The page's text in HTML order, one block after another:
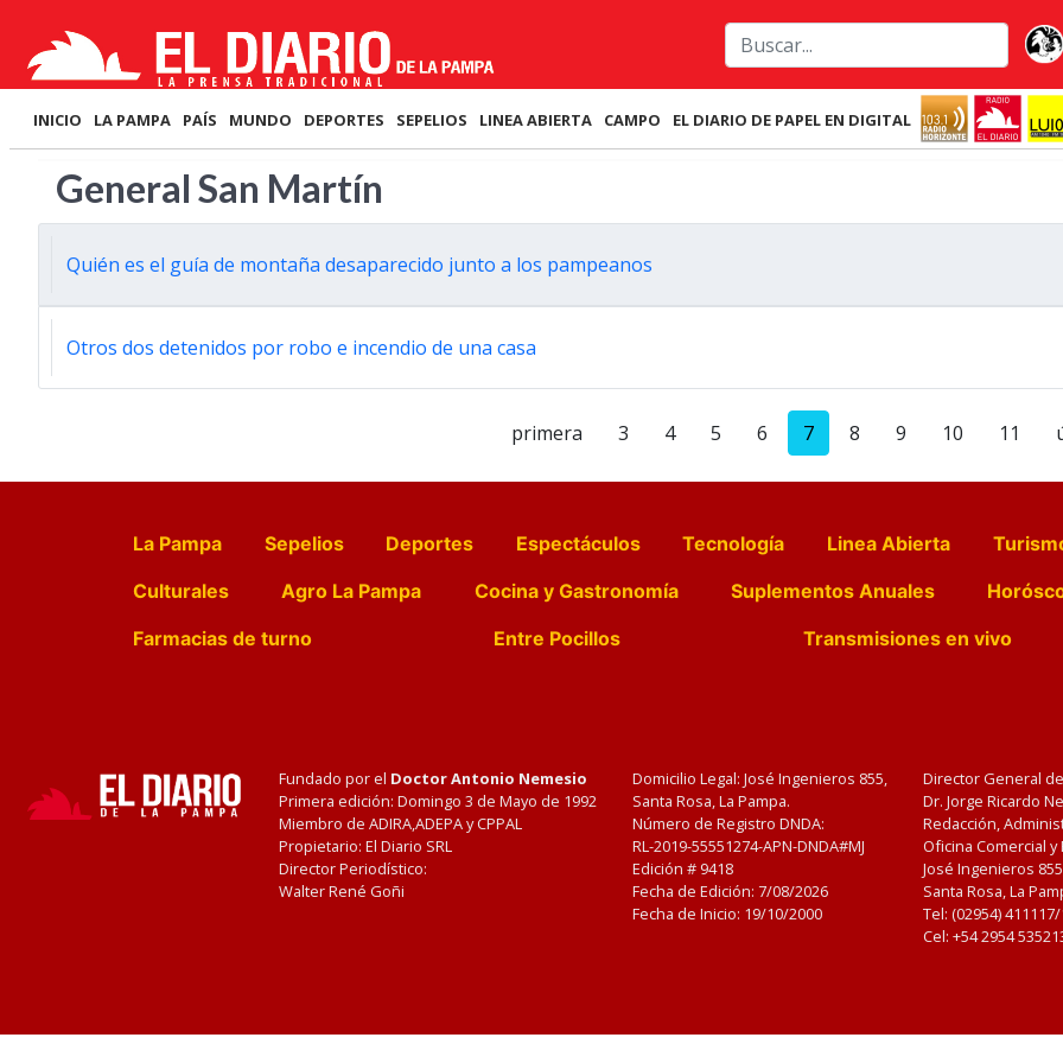
INICIO LA PAMPA PAÍS MUNDO DEPORTES SEPELIOS LINEA ABIERTA CAMPO EL DIARIO DE PAPEL EN DIGITAL
General San Martín
Quién es el guía de montaña desaparecido junto a los pampeanos
Otros dos detenidos por robo e incendio de una casa
primera 3 4 5 6 7 8 9 10 11
La Pampa Sepelios Deportes Espectáculos Tecnología Linea Abierta
Culturales
Agro La Pampa Cocina y Gastronomía Suplementos Anuales
Farmacias de turno
Entre Pocillos Transmisiones en vivo
Fundado por el Doctor Antonio Nemesio
Primera edición: Domingo 3 de Mayo de 1992
Miembro de ADIRA,ADEPA y CPPAL
Propietario: El Diario SRL
Director Periodístico:
Walter René Goñi
Domicilio Legal: José Ingenieros 855,
Santa Rosa, La Pampa.
Número de Registro DNDA:
RL-2019-55551274-APN-DNDA#MJ
Edición # 9418
Fecha de Edición: 7/08/2026
Fecha de Inicio: 19/10/2000
Director General
Dr. Jorge Ricardo
Redacción,
Oficina Comercial
José Ingenieros
Santa Rosa, La
Tel: (02954)
Cel: +54 2954